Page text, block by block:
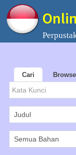
Cari Browse